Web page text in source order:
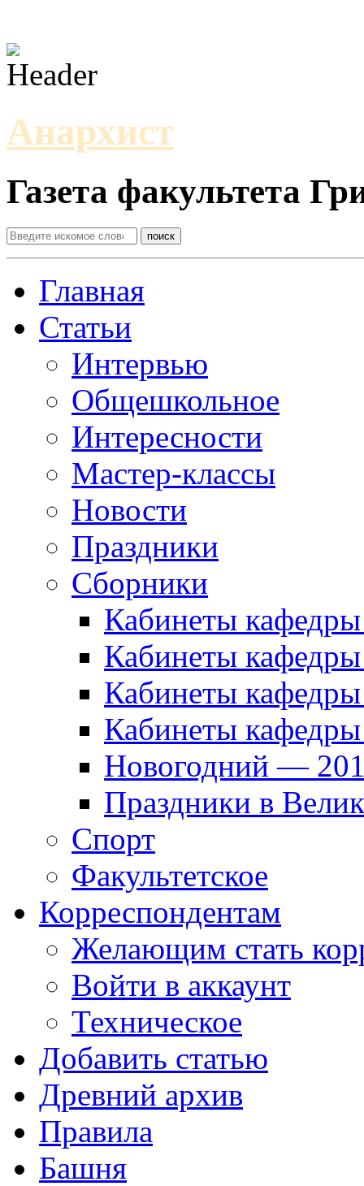
Анархист
Газета факультета
Главная
Статьи
Интервью
Общешкольное
Интересности
Мастер-классы
Новости
Праздники
Сборники
Кабинеты
Кабинеты
Кабинеты кафедры
Кабинеты
Новогодний —
Праздники в
Спорт
Факультетское
Корреспондентам
Желающим стать
Войти в аккаунт
Техническое
Добавить статью
Древний архив
Правила
Башня